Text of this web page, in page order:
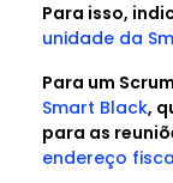
Para isso,
unidade da
Para um
Smart Black,
para as
endereço